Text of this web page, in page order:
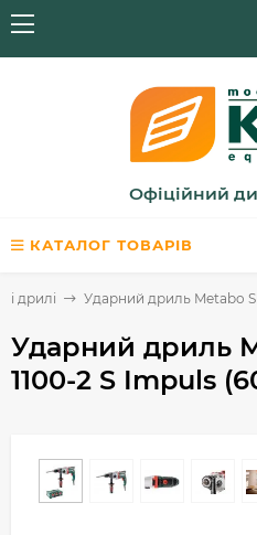
Офіційний
КАТАЛОГ ТОВАРІВ
дрилі Ударний дриль Metabo
Ударний дриль
1100-2 S Impuls